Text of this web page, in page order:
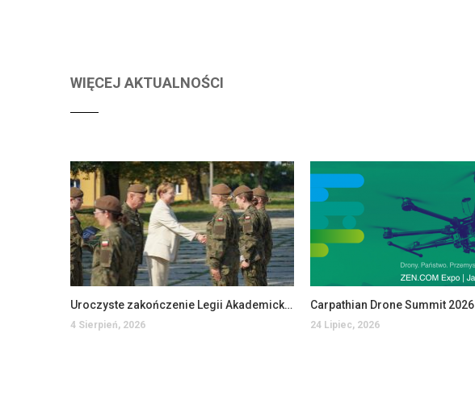
WIĘCEJ AKTUALNOŚCI
Uroczyste zakończenie Legii Akademickiej w PANS w Jarosławiu
4 Sierpień, 2026
Carpathian Drone Summit 2026
24 Lipiec, 2026